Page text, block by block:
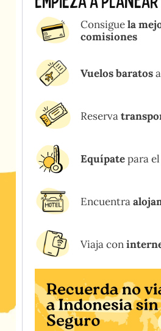
Consiguela
comisiones
Vuelos baratos
Reserva
Equípatepara
Encuentra
Viaja con